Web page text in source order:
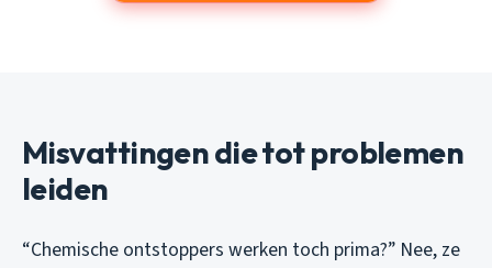
Misvattingen die tot problemen
leiden
“Chemische ontstoppers werken toch prima?” Nee, ze